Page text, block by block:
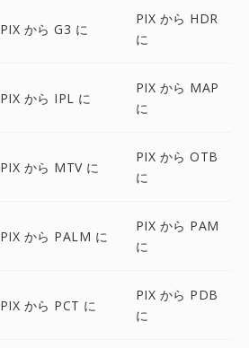
PIX から G3 に
PIX から HDR
に
PIX から IPL に
PIX から MAP
に
PIX から MTV に
PIX から OTB
に
PIX から PALM に
PIX から PAM
に
PIX から PCT に
PIX から PDB
に